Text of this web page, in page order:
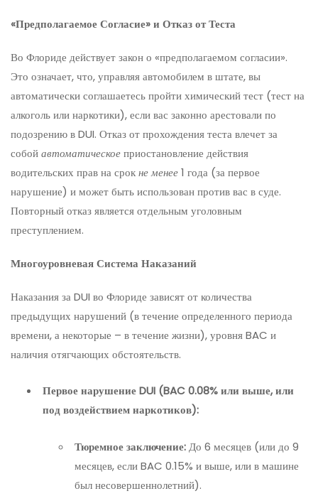
«Предполагаемое Согласие» и Отказ от Теста
Во Флориде действует закон о «предполагаемом согласии».
Это означает, что, управляя автомобилем в штате, вы
автоматически соглашаетесь пройти химический тест (тест на
алкоголь или наркотики), если вас законно арестовали по
подозрению в DUI. Отказ от прохождения теста влечет за
собойавтоматическоеприостановление действия
водительских прав на срокне менее1 года (за первое
нарушение) и может быть использован против вас в суде.
Повторный отказ является отдельным уголовным
преступлением.
Многоуровневая Система Наказаний
Наказания за DUI во Флориде зависят от количества
предыдущих нарушений (в течение определенного периода
времени, а некоторые – в течение жизни), уровня BAC и
наличия отягчающих обстоятельств.
Первое нарушение DUI (BAC 0.08% или выше, или
под воздействием наркотиков):
Тюремное заключение:До 6 месяцев (или до 9
месяцев, если BAC 0.15% и выше, или в машине
был несовершеннолетний).